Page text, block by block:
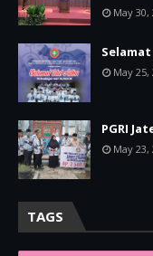
May 30,
Selamat
May 25,
PGRI
May 23,
TAGS